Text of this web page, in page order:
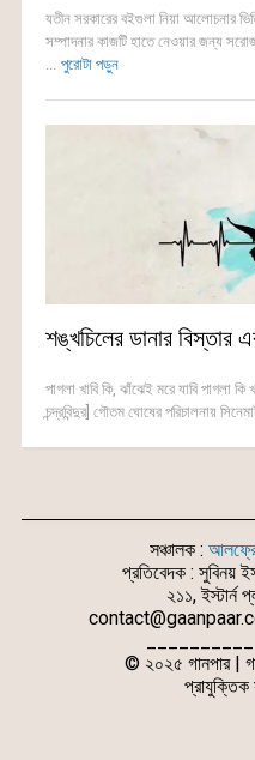
যতীন সরকারের বইগুলা নিয়া আলোচনার
সম্পাদনার কাজটি হাতে নেওয়ার জন্য
... পুরোটা পড়ুন
শঙ্খচিলের ডানার
পাগলা খাবি কি, ঝাঁঝেই মরে যাবি পাগলা
চন্দ্রবিন্দুর] গৌতম ঘোষের পরিচালনায়
সঞ্চালক :
প্রতিবেদক : সুবিনয়
২১১, ইস্টার্ন
© ২০২৫ গানপার |